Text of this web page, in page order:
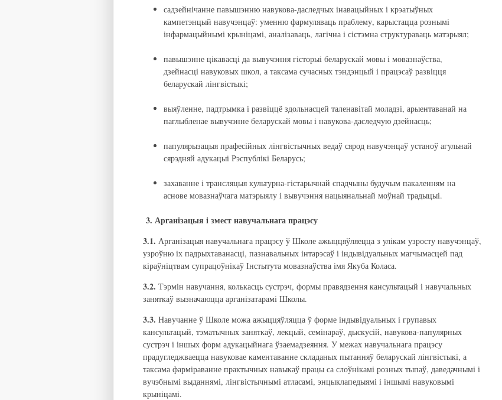
садзейнічанне павышэнню навукова-даследчых інавацыйных і крэатыўных
кампетэнцый навучэнцаў: уменню фармуляваць праблему, карыстацца рознымі
інфармацыйнымі крыніцамі, аналізаваць, лагічна і сістэмна структураваць матэрыял;
павышэнне цікавасці да вывучэння гісторыі беларускай мовы і мовазнаўства,
дзейнасці навуковых школ, а таксама сучасных тэндэнцый і працэсаў развіцця
беларускай лінгвістыкі;
выяўленне, падтрымка і развіццё здольнасцей таленавітай моладзі, арыентаванай на
паглыбленае вывучэнне беларускай мовы і навукова-даследчую дзейнасць;
папулярызацыя прафесійных лінгвістычных ведаў сярод навучэнцаў устаноў агульнай
сярэдняй адукацыі Рэспублікі Беларусь;
захаванне і трансляцыя культурна-гістарычнай спадчыны будучым пакаленням на
аснове мовазнаўчага матэрыялу і вывучэння нацыянальнай моўнай традыцыі.
3. Арганізацыя і змест навучальнага працэсу
3.1. Арганізацыя навучальнага працэсу ў Школе ажыццяўляецца з улікам узросту навучэнцаў,
узроўню іх падрыхтаванасці, пазнавальных інтарэсаў і індывідуальных магчымасцей пад
кіраўніцтвам супрацоўнікаў Інстытута мовазнаўства імя Якуба Коласа.
3.2. Тэрмін навучання, колькасць сустрэч, формы правядзення кансультацый і навучальных
заняткаў вызначаюцца арганізатарамі Школы.
3.3. Навучанне ў Школе можа ажыццяўляцца ў форме індывідуальных і групавых
кансультацый, тэматычных заняткаў, лекцый, семінараў, дыскусій, навукова-папулярных
сустрэч і іншых форм адукацыйнага ўзаемадзеяння. У межах навучальнага працэсу
прадугледжваецца навуковае каментаванне складаных пытанняў беларускай лінгвістыкі, а
таксама фарміраванне практычных навыкаў працы са слоўнікамі розных тыпаў, даведачнымі і
вучэбнымі выданнямі, лінгвістычнымі атласамі, энцыклапедыямі і іншымі навуковымі
крыніцамі.